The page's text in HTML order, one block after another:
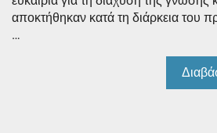
αποκτήθηκαν κατά τη διάρκεια του
…